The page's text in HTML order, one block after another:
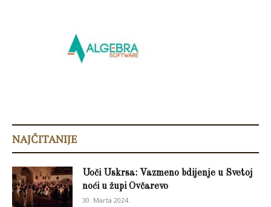
NAJČITANIJE
Uoči Uskrsa: Vazmeno bdijenje u Svetoj
noći u župi Ovčarevo
30. Marta 2024.